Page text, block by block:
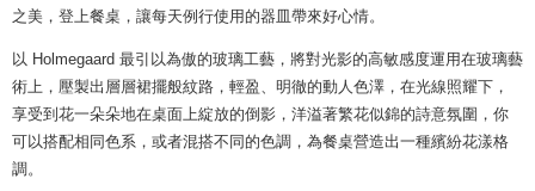
之美，登上餐桌，讓每天例行使用的器皿帶來好心情。
以 Holmegaard 最引以為傲的玻璃工藝，將對光影的高敏感度運用在玻璃藝
術上，壓製出層層裙擺般紋路，輕盈、明徹的動人色澤，在光線照耀下，
享受到花一朵朵地在桌面上綻放的倒影，洋溢著繁花似錦的詩意氛圍，你
可以搭配相同色系，或者混搭不同的色調，為餐桌營造出一種繽紛花漾格
調。